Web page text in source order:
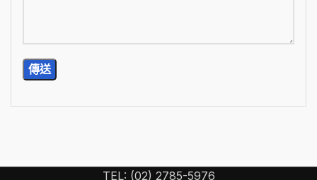
TEL: (02) 2785-5976